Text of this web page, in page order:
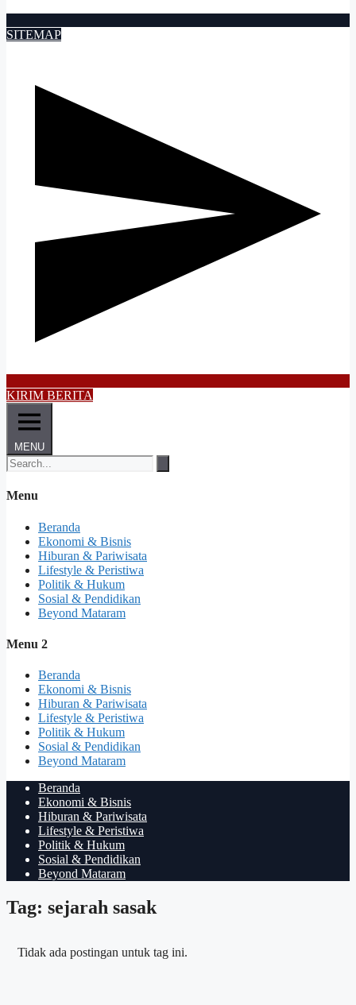
SITEMAP
KIRIM BERITA
MENU
Menu
Beranda
Ekonomi & Bisnis
Hiburan & Pariwisata
Lifestyle & Peristiwa
Politik & Hukum
Sosial & Pendidikan
Beyond Mataram
Menu 2
Beranda
Ekonomi & Bisnis
Hiburan & Pariwisata
Lifestyle & Peristiwa
Politik & Hukum
Sosial & Pendidikan
Beyond Mataram
Beranda
Ekonomi & Bisnis
Hiburan & Pariwisata
Lifestyle & Peristiwa
Politik & Hukum
Sosial & Pendidikan
Beyond Mataram
Tag: sejarah sasak
Tidak ada postingan untuk tag ini.